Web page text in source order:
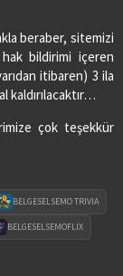
beraber, sitemizi
bildirimi içeren
itibaren) 3 ila
kaldırılacaktır…
çok teşekkür
BELGESELSEMO TRIVIA
BELGESELSEMOFLIX